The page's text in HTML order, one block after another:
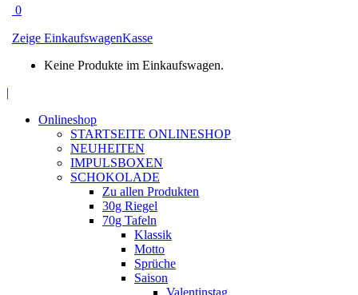
0
Zeige EinkaufswagenKasse
Keine Produkte im Einkaufswagen.
opens
|
Onlineshop
STARTSEITE ONLINESHOP
NEUHEITEN
IMPULSBOXEN
SCHOKOLADE
Zu allen Produkten
30g Riegel
70g Tafeln
Klassik
Motto
Sprüche
Saison
Valentinstag